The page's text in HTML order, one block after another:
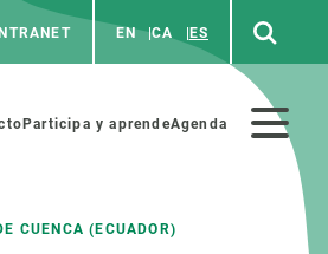
INTRANET EN CA ES
Participa y aprendeAgenda
CUENCA (ECUADOR)